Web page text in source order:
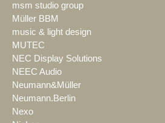
msm studio group
Müller BBM
music & light design
MUTEC
NEC Display Solutions
NEEC Audio
Neumann&Müller
Neumann.Berlin
Nexo